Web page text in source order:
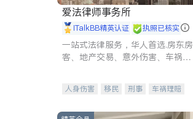
爱法律师事务所
iTalkBB精英认证 执照已核实
一站式法律服务，华人首选.房东房
客、地产交易、意外伤害、车祸重
人身伤害 移民 刑事
车祸理赔
商标注册
索赔 律师-其它 保释